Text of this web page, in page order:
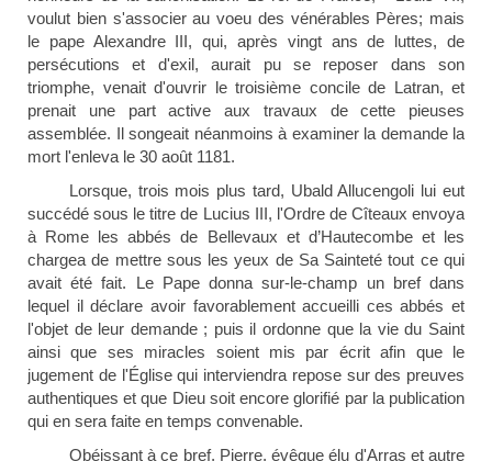
voulut bien s'associer au voeu des vénérables Pères; mais
le pape Alexandre III, qui, après vingt ans de luttes, de
persécutions et d'exil, aurait pu se reposer dans son
triomphe, venait d'ouvrir le troisième concile de Latran, et
prenait une part active aux travaux de cette pieuses
assemblée. Il songeait néanmoins à examiner la demande la
mort l'enleva le 30 août 1181.
Lorsque, trois mois plus tard, Ubald Allucengoli lui eut
succédé sous le titre de Lucius III, l'Ordre de Cîteaux envoya
à Rome les abbés de Bellevaux et d’Hautecombe et les
chargea de mettre sous les yeux de Sa Sainteté tout ce qui
avait été fait. Le Pape donna sur-le-champ un bref dans
lequel il déclare avoir favorablement accueilli ces abbés et
l'objet de leur demande ; puis il ordonne que la vie du Saint
ainsi que ses miracles soient mis par écrit afin que le
jugement de l'Église qui interviendra repose sur des preuves
authentiques et que Dieu soit encore glorifié par la publication
qui en sera faite en temps convenable.
Obéissant à ce bref, Pierre, évêque élu d'Arras et autre